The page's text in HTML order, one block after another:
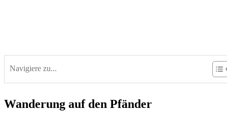
Navigiere zu...
Wanderung auf den Pfänder